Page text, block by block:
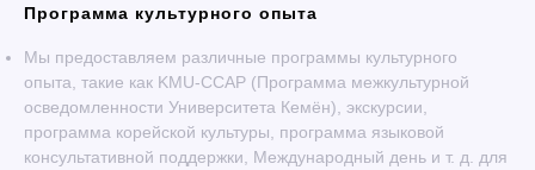
Программа культурного опыта
Мы предоставляем различные программы культурного
опыта, такие как KMU-CCAP (Программа межкультурной
осведомленности Университета Кемён), экскурсии,
программа корейской культуры, программа языковой
консультативной поддержки, Международный день и т. д. для